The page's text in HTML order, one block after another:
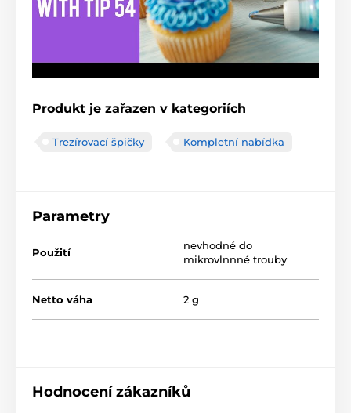
Produkt je zařazen v kategoriích
Trezírovací špičky Kompletní nabídka
Parametry
Použití
nevhodné do
mikrovlnnné trouby
Netto váha 2 g
Hodnocení zákazníků